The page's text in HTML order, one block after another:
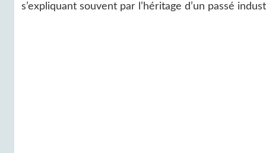
s’expliquant souvent par l’héritage d’un passé